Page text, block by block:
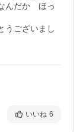
んだか　ほっ
うございまし
いいね 6